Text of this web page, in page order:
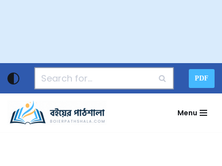
content
PDF
Menu